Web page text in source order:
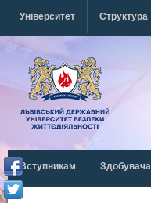
Університет
Структура
Вступникам